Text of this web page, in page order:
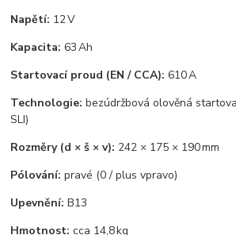
Napětí: 12 V
Kapacita: 63 Ah
Startovací proud (EN / CCA): 610 A
Technologie: bezúdržbová olověná
SLI)
Rozměry (d × š × v): 242 × 175 × 190 mm
Pólování: pravé (0 / plus vpravo)
Upevnění: B13
Hmotnost: cca 14,8 kg